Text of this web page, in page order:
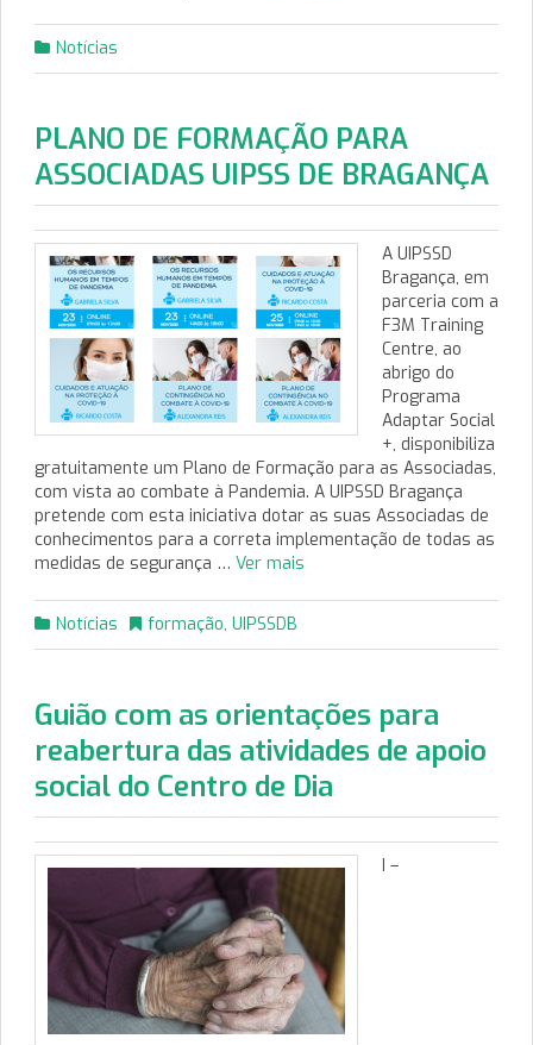
Notícias
PLANO DE FORMAÇÃO PARA
ASSOCIADAS UIPSS DE BRAGANÇA
A UIPSSD
Bragança, em
parceria com a
F3M Training
Centre, ao
abrigo do
Programa
Adaptar Social
+, disponibiliza
gratuitamente um Plano de Formação para as Associadas,
com vista ao combate à Pandemia. A UIPSSD Bragança
pretende com esta iniciativa dotar as suas Associadas de
conhecimentos para a correta implementação de todas as
medidas de segurança … Ver mais
Notícias formação, UIPSSDB
Guião com as orientações para
reabertura das atividades de apoio
social do Centro de Dia
I –